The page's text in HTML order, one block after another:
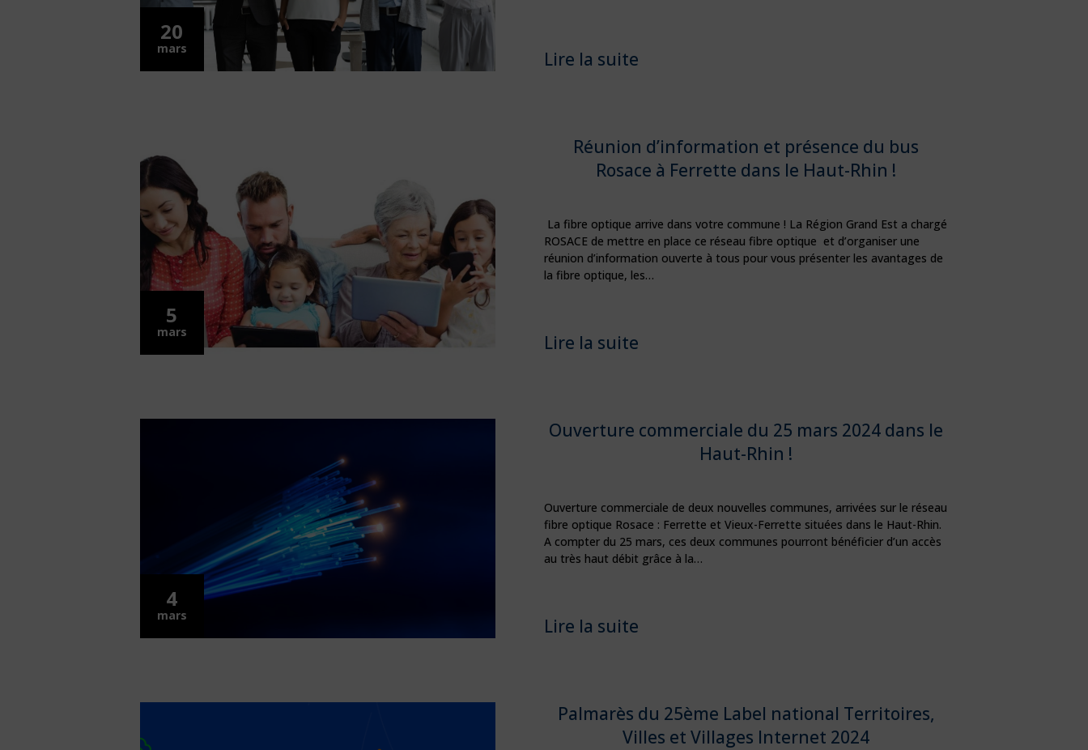
20
mars Lire la suite
5
mars
Réunion d’information et présence du bus
Rosace à Ferrette dans le Haut-Rhin !
La fibre optique arrive dans votre commune ! La Région Grand Est a chargé
ROSACE de mettre en place ce réseau fibre optique et d’organiser une
réunion d’information ouverte à tous pour vous présenter les avantages de
la fibre optique, les…
Lire la suite
4
mars
Ouverture commerciale du 25 mars 2024 dans le
Haut-Rhin !
Ouverture commerciale de deux nouvelles communes, arrivées sur le réseau
fibre optique Rosace : Ferrette et Vieux-Ferrette situées dans le Haut-Rhin.
A compter du 25 mars, ces deux communes pourront bénéficier d’un accès
au très haut débit grâce à la…
Lire la suite
Palmarès du 25ème Label national Territoires,
Villes et Villages Internet 2024